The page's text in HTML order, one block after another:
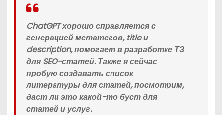
ChatGPT хорошо справляется с
генерацией метатегов, title и
description, помогает в разработке ТЗ
для SEO-статей. Также я сейчас
пробую создавать список
литературы для статей, посмотрим,
даст ли это какой-то буст для
статей и услуг.